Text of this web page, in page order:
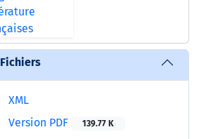
Fichiers
XML
Version PDF
139.77 K